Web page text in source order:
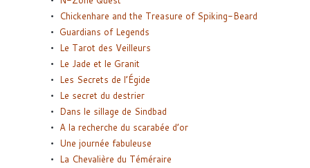
Chickenhare and the Treasure of Spiking-Beard
Guardians of Legends
Le Tarot des Veilleurs
Le Jade et le Granit
Les Secrets de l’Égide
Le secret du destrier
Dans le sillage de Sindbad
A la recherche du scarabée d’or
Une journée fabuleuse
La Chevalière du Téméraire